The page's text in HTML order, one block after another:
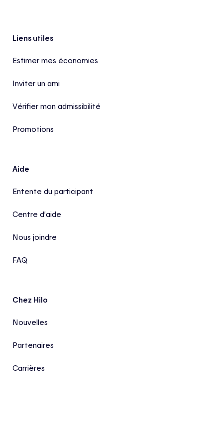
Pied de page
Liens utiles
Estimer mes économies
Inviter un ami
Vérifier mon admissibilité
Promotions
Aide
Entente du participant
Centre d’aide
Nous joindre
FAQ
Chez Hilo
Nouvelles
Partenaires
Carrières